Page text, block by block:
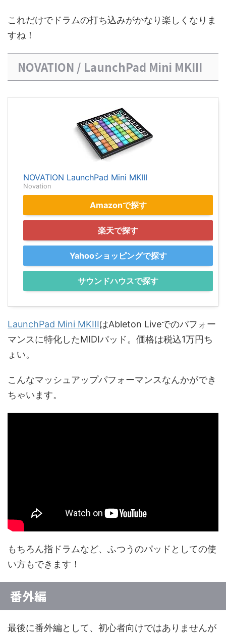
これだけでドラムの打ち込みがかなり楽しくなりま
すね！
NOVATION / LaunchPad Mini MKIII
NOVATION LaunchPad Mini MKIII
Novation
Amazonで探す
楽天で探す
Yahooショッピングで探す
サウンドハウスで探す
LaunchPad Mini MKIIIはAbleton Liveでのパフォー
マンスに特化したMIDIパッド。価格は税込1万円ち
ょい。
こんなマッシュアップパフォーマンスなんかができ
ちゃいます。
もちろん指ドラムなど、ふつうのパッドとしての使
い方もできます！
番外編
最後に番外編として、初心者向けではありませんが